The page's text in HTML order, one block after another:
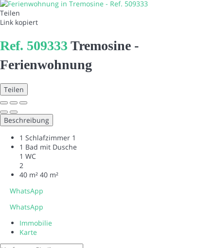
Teilen
Link kopiert
Ref. 509333 Tremosine -
Ferienwohnung
Teilen
Beschreibung
1 Schlafzimmer 1
1 Bad mit Dusche
1 WC
2
40 m² 40 m²
WhatsApp
WhatsApp
Immobilie
Karte